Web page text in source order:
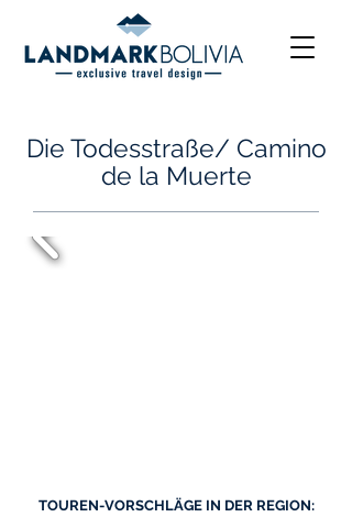
Die Todesstraße/ Camino
de la Muerte
TOUREN-VORSCHLÄGE IN DER REGION: